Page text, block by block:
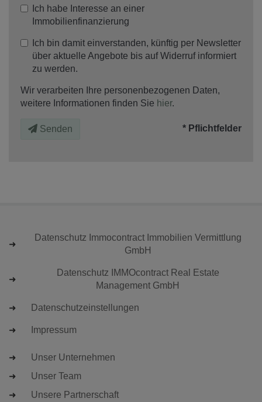
Ich habe Interesse an einer
Immobilienfinanzierung
Ich bin damit einverstanden, künftig per Newsletter
über aktuelle Angebote bis auf Widerruf informiert
zu werden.
Wir verarbeiten Ihre personenbezogenen Daten,
weitere Informationen finden Sie hier.
Senden * Pflichtfelder
Datenschutz Immocontract Immobilien Vermittlung
GmbH
Datenschutz IMMOcontract Real Estate
Management GmbH
Datenschutzeinstellungen
Impressum
Unser Unternehmen
Unser Team
Unsere Partnerschaft